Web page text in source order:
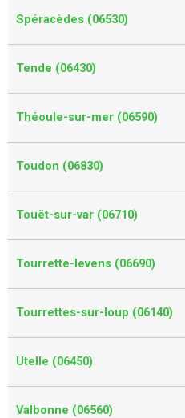
Spéracèdes (06530)
Tende (06430)
Théoule-sur-mer (06590)
Toudon (06830)
Touët-sur-var (06710)
Tourrette-levens (06690)
Tourrettes-sur-loup (06140)
Utelle (06450)
Valbonne (06560)